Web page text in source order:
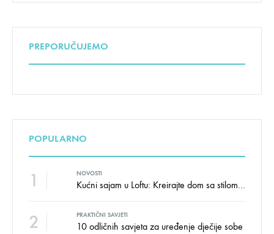
PREPORUČUJEMO
POPULARNO
1 NOVOSTI
Kućni sajam u Loftu: Kreirajte dom sa stilom i udobnošću uz velike uštede!
2 PRAKTIČNI SAVJETI
10 odličnih savjeta za uređenje dječije sobe